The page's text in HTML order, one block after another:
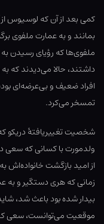
کمی بعد از آن که لوسیوس از
بمانند و به عمارت ملفوی
ملفوی‌ها که رؤیای رسیدن به
داشتند، حالا می‌دیدند که به
افراد ضعیف و بی‌عرضه‌ای
تمسخر می‌کرد.
شخصیت تغییریافتهٔ دریکو که
ولدمورت با کسانی که سعی
از امید بازگشت خانواده‌اش
زمانی که هری دستگیر و به
بیدار شده بود باعث شد، شاید
موقعیت می‌توانست، سعی